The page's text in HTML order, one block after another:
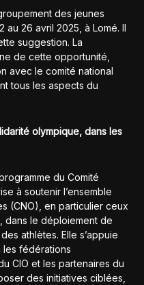
des jeunes
au 26 avril 2025, à Lomé. Il
suggestion. La
de cette opportunité,
avec le comité national
tous les aspects du
olympique, dans les
du Comité
à soutenir l’ensemble
(CNO), en particulier ceux
dans le déploiement de
athlètes. Elle s’appuie
fédérations
CIO et les partenaires du
des initiatives ciblées,